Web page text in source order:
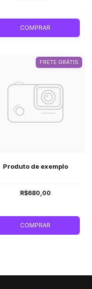
COMPRAR
FRETE GRÁTIS
Produto de exemplo
R$680,00
COMPRAR